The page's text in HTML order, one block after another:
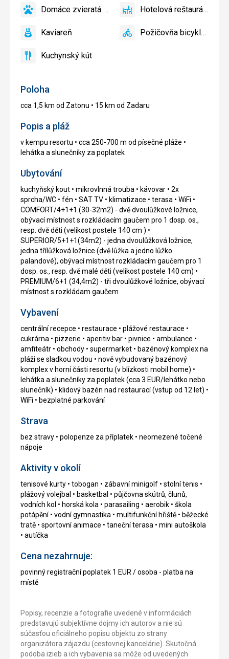
Poloha
cca 1,5 km od Zatonu • 15 km od Zadaru
Popis a pláž
v kempu resortu • cca 250-700 m od písečné pláže •
lehátka a slunečníky za poplatek
Ubytování
kuchyňský kout • mikrovlnná trouba • kávovar • 2x
sprcha/WC • fén • SAT TV • klimatizace • terasa • WiFi •
COMFORT/4+1+1 (30-32m2) - dvě dvoulůžkové ložnice,
obývací místnost s rozkládacím gaučem pro 1 dosp. os.,
resp. dvě děti (velikost postele 140 cm ) •
SUPERIOR/5+1+1(34m2) - jedna dvoulůžková ložnice,
jedna třílůžková ložnice (dvě lůžka a jedno lůžko
palandové), obývací místnost rozkládacím gaučem pro 1
dosp. os., resp. dvě malé děti (velikost postele 140 cm) •
PREMIUM/6+1 (34,4m2) - tři dvoulůžkové ložnice, obývací
místnost s rozkládam gaučem
Vybavení
centrální recepce • restaurace • plážové restaurace •
cukrárna • pizzerie • aperitiv bar • pivnice • ambulance •
amfiteátr • obchody • supermarket • bazénový komplex na
pláži se sladkou vodou • nově vybudovaný bazénový
komplex v horní části resortu (v blízkosti mobil home) •
lehátka a slunečníky za poplatek (cca 3 EUR/lehátko nebo
slunečník) • klidový bazén nad restaurací (vstup od 12 let) •
WiFi • bezplatné parkování
Strava
bez stravy • polopenze za příplatek • neomezené točené
nápoje
Aktivity v okolí
tenisové kurty • tobogan • zábavní minigolf • stolní tenis •
plážový volejbal • basketbal • půjčovna skútrů, člunů,
vodních kol • horská kola • parasailing • aerobik • škola
potápění • vodní gymnastika • multifunkční hřiště • běžecké
tratě • sportovní animace • taneční terasa • mini autoškola
• autíčka
Cena nezahrnuje:
povinný registrační poplatek 1 EUR / osoba - platba na
místě
Popisy, recenzie a fotografie uvedené v informáciách
predstavujú subjektívne dojmy ich autorov a nie sú
súčasťou oficiálneho popisu objektu zo strany
organizátora zájazdu (cestovnej kancelárie). Skutočná
podoba izieb a ich vybavenia sa môže od uvedených
Domáce
povolené
Domáce zvieratá povolené
áno
Hotelová
Hotelová reštaurácia
áno
KaviareňKaviareň
áno
Požičovňa
Požičovňa bicyklov
áno
Kuchynský
Kuchynský kút
áno